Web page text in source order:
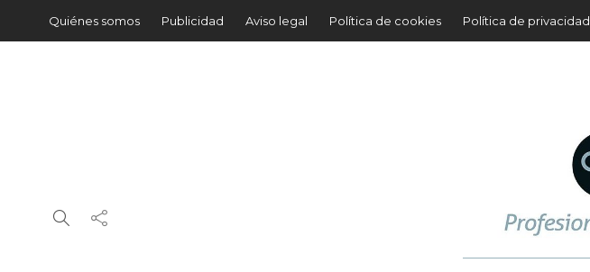
Quiénes somos Publicidad Aviso legal Política de cookies Política de privacidad